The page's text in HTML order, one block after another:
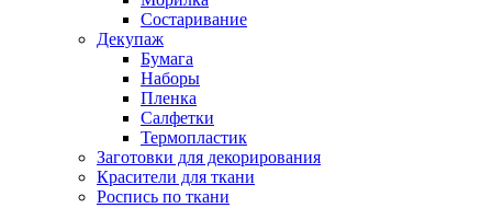
Состаривание
Декупаж
Бумага
Наборы
Пленка
Салфетки
Термопластик
Заготовки для декорирования
Красители для ткани
Роспись по ткани